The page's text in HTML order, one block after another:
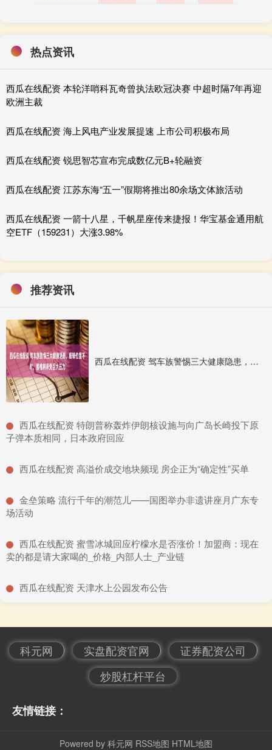
热点资讯
西瓜在线配资 本轮洋哨科瓦奇曾执法欧冠决赛 中超时隔7年再迎
欧洲主裁
西瓜在线配资 海上风电产业发展提速 上市公司积极布局
西瓜在线配资 锐思智芯宣布完成数亿元B+轮融资
西瓜在线配资 江苏东海“五一”假期将推出80余场文体旅活动
西瓜在线配资 一箭十八星，千帆星座传来捷报！华宝基金通用航
空ETF（159231）大涨3.98%
推荐资讯
西瓜在线配资 驾车族警惕三大健康隐患，座骑位置不对，腰椎将承受巨大压力
​西瓜在线配资 特朗普称轰炸伊朗核设施与向广岛长崎投下原
子弹本质相同，日本政府回应
​西瓜在线配资 高溢价成交地块频现 房企正为“确定性”买单
​金垒策略 流行千年的潮范儿——国图举办非遗讲座月广东专
场活动
​西瓜在线配资 蜜雪冰城回应柠檬水是否涨价！加盟商：现在
卖的都是请大家喝的_价格_内部人士_产业链
​西瓜在线配资 天津水上公园发布公告
科元网 实盘配资官网
证券配资公司
炒股杠杆平台
友情链接：
Powered by 科元网 RSS地图 HTML地图